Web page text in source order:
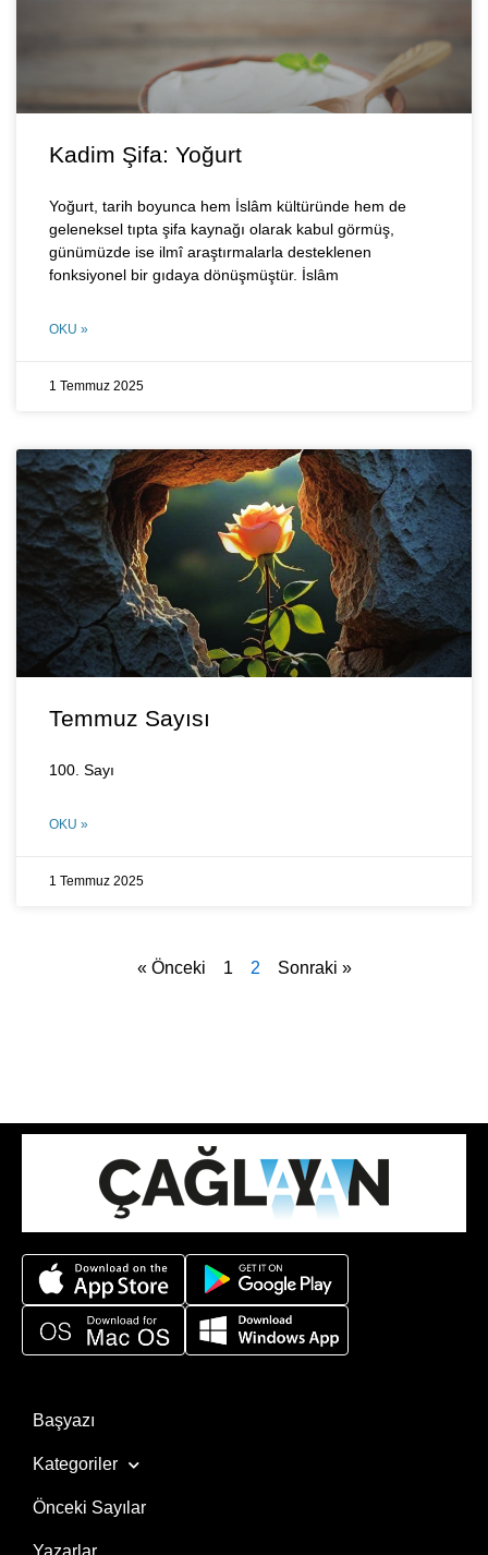
Kadim Şifa: Yoğurt
Yoğurt, tarih boyunca hem İslâm kültüründe hem de
geleneksel tıpta şifa kaynağı olarak kabul görmüş,
günümüzde ise ilmî araştırmalarla desteklenen
fonksiyonel bir gıdaya dönüşmüştür. İslâm
OKU »
1 Temmuz 2025
Temmuz Sayısı
100. Sayı
OKU »
1 Temmuz 2025
« Önceki 1 2 Sonraki »
Başyazı
Kategoriler
Önceki Sayılar
Yazarlar